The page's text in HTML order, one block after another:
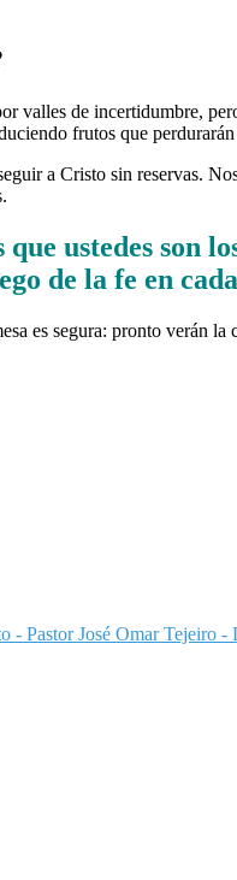
valles de incertidumbre,
frutos que
a Cristo sin reservas.
ustedes son
de la fe en
es segura: pronto verán la
- Pastor José Omar Tejeiro -